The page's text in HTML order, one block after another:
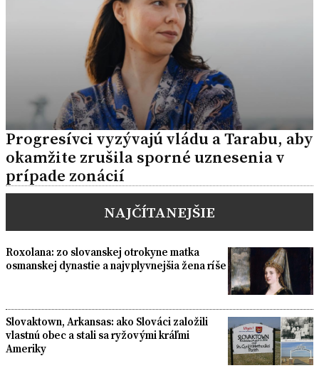
Progresívci vyzývajú vládu a Tarabu, aby
okamžite zrušila sporné uznesenia v
prípade zonácií
NAJČÍTANEJŠIE
Roxolana: zo slovanskej otrokyne matka
osmanskej dynastie a najvplyvnejšia žena ríše
Slovaktown, Arkansas: ako Slováci založili
vlastnú obec a stali sa ryžovými kráľmi
Ameriky